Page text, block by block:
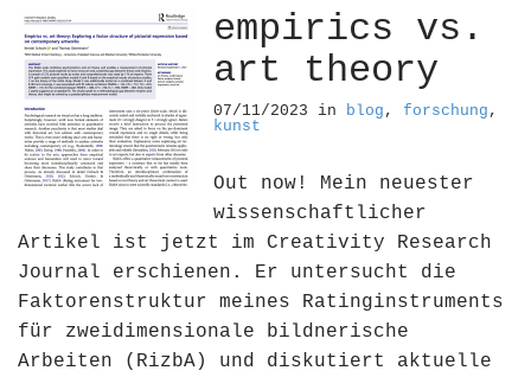
empirics vs.
art theory
07/11/2023 in blog , forschung ,
kunst
Out now! Mein neuester
wissenschaftlicher
Artikel ist jetzt im Creativity Research
Journal erschienen. Er untersucht die
Faktorenstruktur meines Ratinginstruments
für zweidimensionale bildnerische
Arbeiten (RizbA) und diskutiert aktuelle